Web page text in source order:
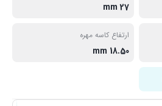
27 mm
ارتفاع کاسه مهره
18.50 mm